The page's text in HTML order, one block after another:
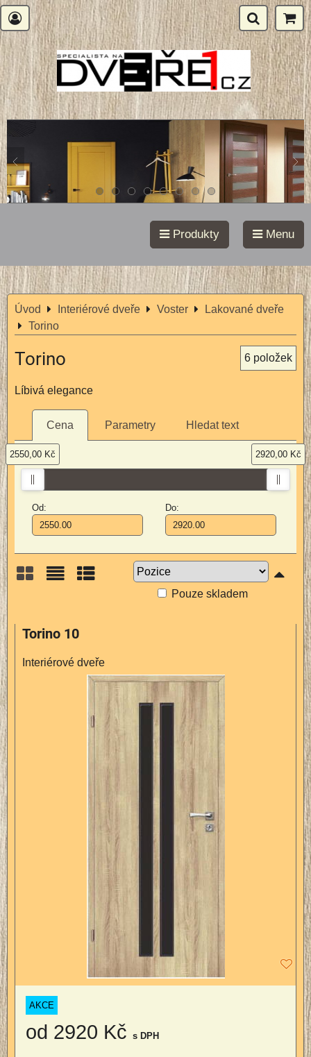
Produkty Menu
Úvod Interiérové dveře Voster
Lakované dveře
Torino
Torino 6 položek
Líbivá elegance
Cena Parametry Hledat text
Od: Do:
2550,00 Kč 2920,00 Kč
Pouze skladem
Torino 10
Interiérové dveře
AKCE
od 2920 Kč s DPH